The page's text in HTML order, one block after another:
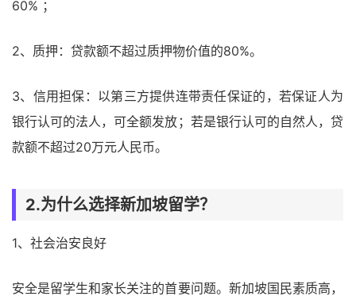
60% ；
2、质押：贷款额不超过质押物价值的80%。
3、信用担保：以第三方提供连带责任保证的，若保证人为
银行认可的法人，可全额发放；若是银行认可的自然人，贷
款额不超过20万元人民币。
2.为什么选择新加坡留学？
1、社会治安良好
安全是留学生和家长关注的首要问题。新加坡国民素质高，